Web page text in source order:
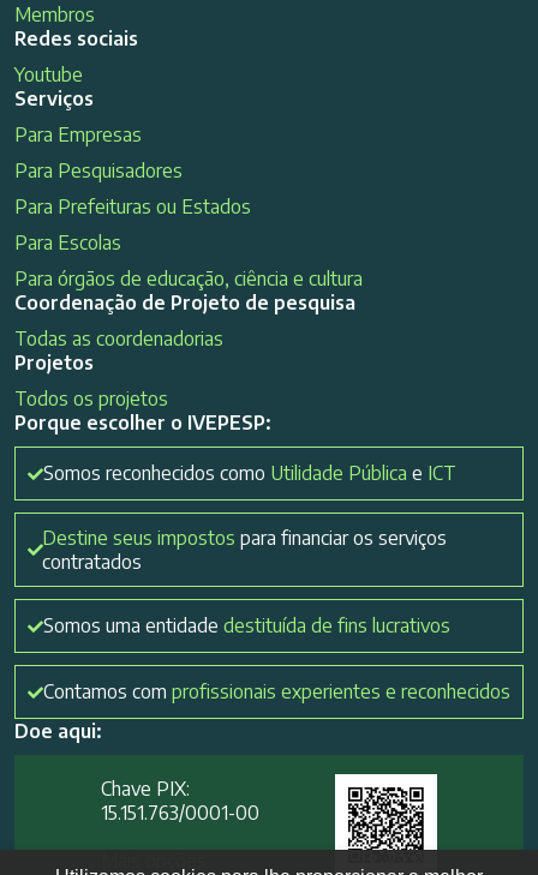
Membros
Redes sociais
Youtube
Serviços
Para Empresas
Para Pesquisadores
Para Prefeituras ou Estados
Para Escolas
Para órgãos de educação, ciência e cultura
Coordenação de Projeto de pesquisa
Todas as coordenadorias
Projetos
Todos os projetos
Porque escolher o IVEPESP:
Somos reconhecidos como Utilidade Pública e ICT
Destine seus impostos para financiar os serviços
contratados
Somos uma entidade destituída de fins lucrativos
Contamos com profissionais experientes e reconhecidos
Doe aqui:
Chave PIX:
15.151.763/0001-00​